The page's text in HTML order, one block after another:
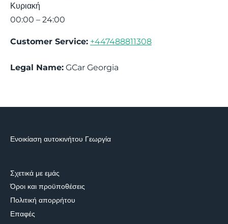
Κυριακή
00:00 – 24:00
Customer Service: +447488811308
Legal Name: GCar Georgia
Ενοικίαση αυτοκινήτου Γεωργία
Σχετικά με εμάς
Όροι και προϋποθέσεις
Πολιτική απορρήτου
Επαφές